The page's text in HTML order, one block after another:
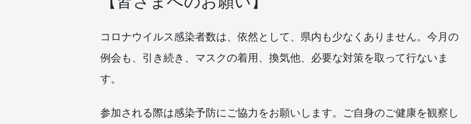
コロナウイルス感染者数は、依然として、県内も少なくありません。今月の
例会も、引き続き、マスクの着用、換気他、必要な対策を取って行ないま
す。
参加される際は感染予防にご協力をお願いします。ご自身のご健康を観察し